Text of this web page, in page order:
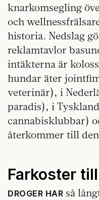
knarkomsegling
och
historia. Nedslag
reklamtavlor
intäkterna är
hundar äter
veterinär), i
paradis), i
cannabisklubbar)
återkommer till
Farkoster
DROGER HAR så